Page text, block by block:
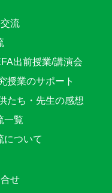
流
出前授業/講演会
授業のサポート
たち・先生の感想
一覧
について
せ